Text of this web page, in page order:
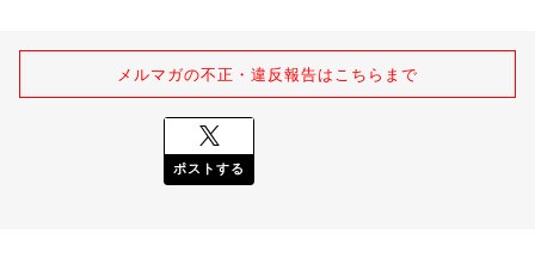
メルマガの不正・違反報告はこちらまで
ポストする